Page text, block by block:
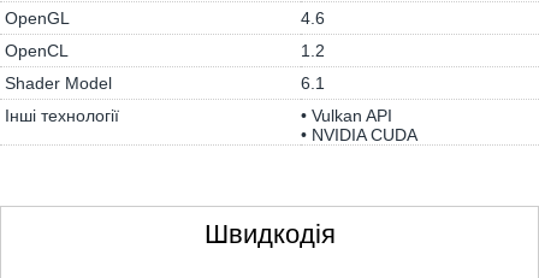
OpenGL
4.6
OpenCL
1.2
Shader Model
6.1
Інші технології
• Vulkan API
• NVIDIA CUDA
Швидкодія